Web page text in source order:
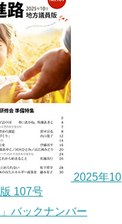
2025年10
107号
バックナンバー